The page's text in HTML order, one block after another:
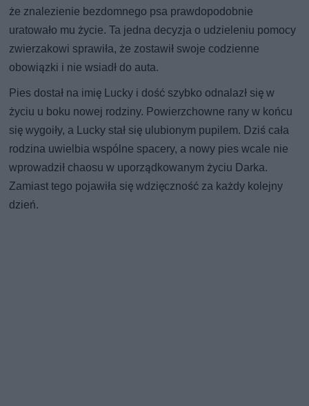
że znalezienie bezdomnego psa prawdopodobnie
uratowało mu życie. Ta jedna decyzja o udzieleniu pomocy
zwierzakowi sprawiła, że zostawił swoje codzienne
obowiązki i nie wsiadł do auta.
Pies dostał na imię Lucky i dość szybko odnalazł się w
życiu u boku nowej rodziny. Powierzchowne rany w końcu
się wygoiły, a Lucky stał się ulubionym pupilem. Dziś cała
rodzina uwielbia wspólne spacery, a nowy pies wcale nie
wprowadził chaosu w uporządkowanym życiu Darka.
Zamiast tego pojawiła się wdzięczność za każdy kolejny
dzień.